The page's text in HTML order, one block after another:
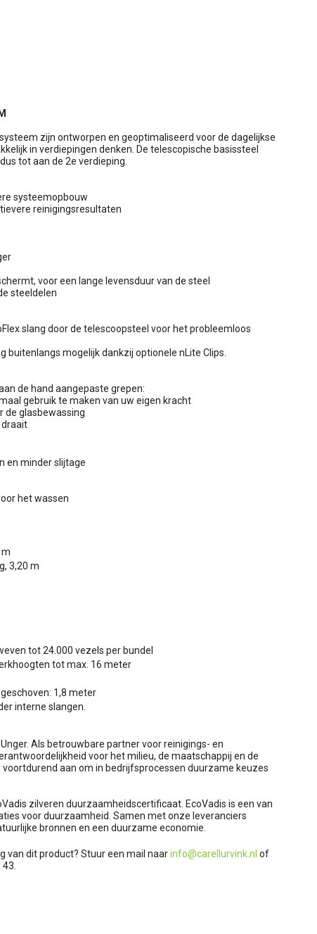
aan winkelwagen
zijn ontworpen en geoptimaliseerd voor de dagelijkse
in verdiepingen denken. De telescopische basissteel
tot aan de 2e verdieping.
systeemopbouw
reinigingsresultaten
voor een lange levensduur van de steel
steeldelen
slang door de telescoopsteel voor het probleemloos
buitenlangs mogelijk dankzij optionele nLite Clips.
de hand aangepaste grepen:
gebruik te maken van uw eigen kracht
de glasbewassing
draait
en minder slijtage
het wassen
m
3,20 m
tot 24.000 vezels per bundel
tot max. 16 meter
1,8 meter
interne slangen.
Als betrouwbare partner voor reinigings- en
voor het milieu, de maatschappij en de
aan om in bedrijfsprocessen duurzame keuzes
zilveren duurzaamheidscertificaat. EcoVadis is een van
voor duurzaamheid. Samen met onze leveranciers
bronnen en een duurzame economie.
van dit product? Stuur een mail naarinfo@carellurvink.nl of